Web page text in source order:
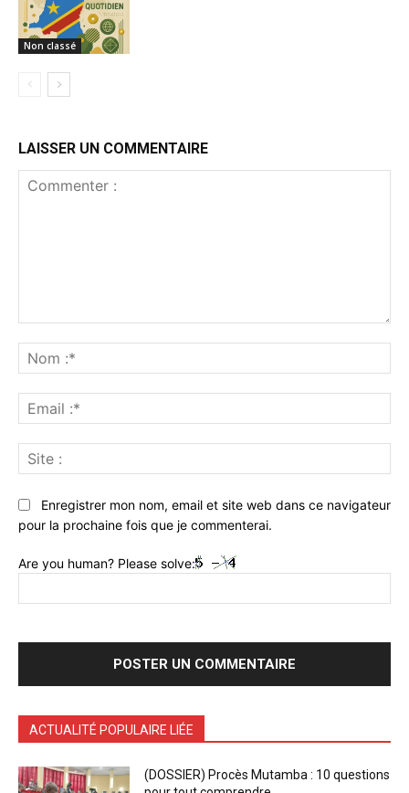
Non classé
LAISSER UN COMMENTAIRE
:*
:*
:
Enregistrer mon nom, email et site web dans ce navigateur
pour la prochaine fois que je commenterai.
Are you human? Please solve:
ACTUALITÉ POPULAIRE LIÉE
(DOSSIER) Procès Mutamba : 10 questions